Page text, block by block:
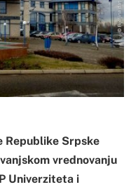
Republike Srpske
vrednovanju
Univerziteta i